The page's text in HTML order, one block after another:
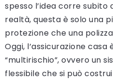
spesso l’idea corre subito
realtà, questa è solo una
protezione che una
Oggi, l’assicurazione
“multirischio”, ovvero un
flessibile che si può